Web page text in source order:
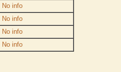
No info
No info
No info
No info